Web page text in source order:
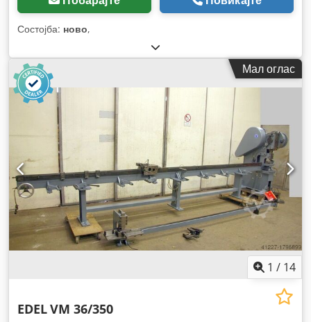
Состојба: ново,
Мал оглас
1 / 14
EDELVM 36/350